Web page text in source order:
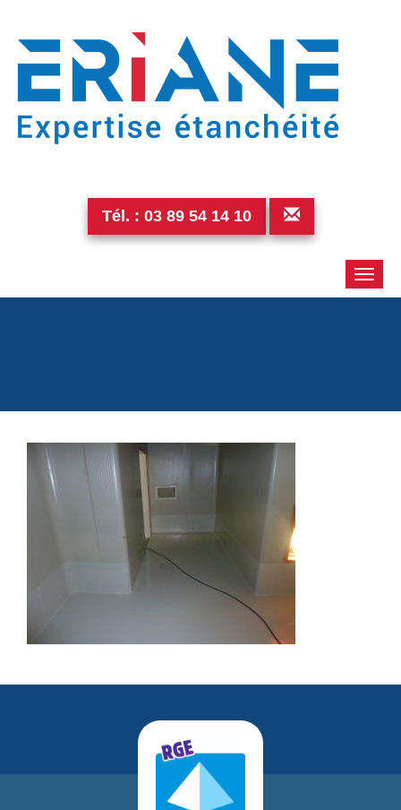
Tél. : 03 89 54 14 10
Toggle